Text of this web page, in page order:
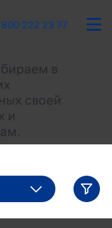
222 23 77
в
своей
и